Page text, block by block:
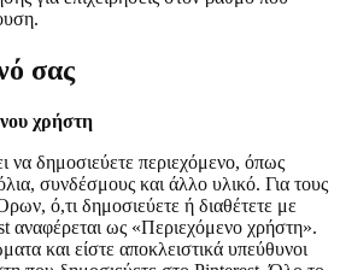
σας
χρήστη
να δημοσιεύετε περιεχόμενο, όπως
συνδέσμους και άλλο υλικό. Για τους
ό,τι δημοσιεύετε ή διαθέτετε με
αναφέρεται ως «Περιεχόμενο χρήστη».
και είστε αποκλειστικά υπεύθυνοι